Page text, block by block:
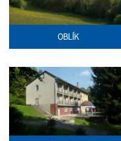
OBLÍK